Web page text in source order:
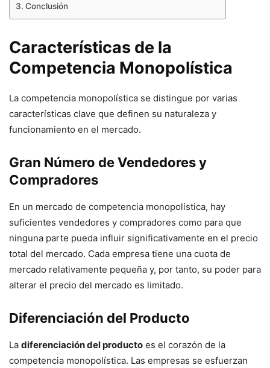
Conclusión
Características de la
Competencia Monopolística
La competencia monopolística se distingue por varias
características clave que definen su naturaleza y
funcionamiento en el mercado.
Gran Número de Vendedores y
Compradores
En un mercado de competencia monopolística, hay
suficientes vendedores y compradores como para que
ninguna parte pueda influir significativamente en el precio
total del mercado. Cada empresa tiene una cuota de
mercado relativamente pequeña y, por tanto, su poder para
alterar el precio del mercado es limitado.
Diferenciación del Producto
La diferenciación del producto es el corazón de la
competencia monopolística. Las empresas se esfuerzan